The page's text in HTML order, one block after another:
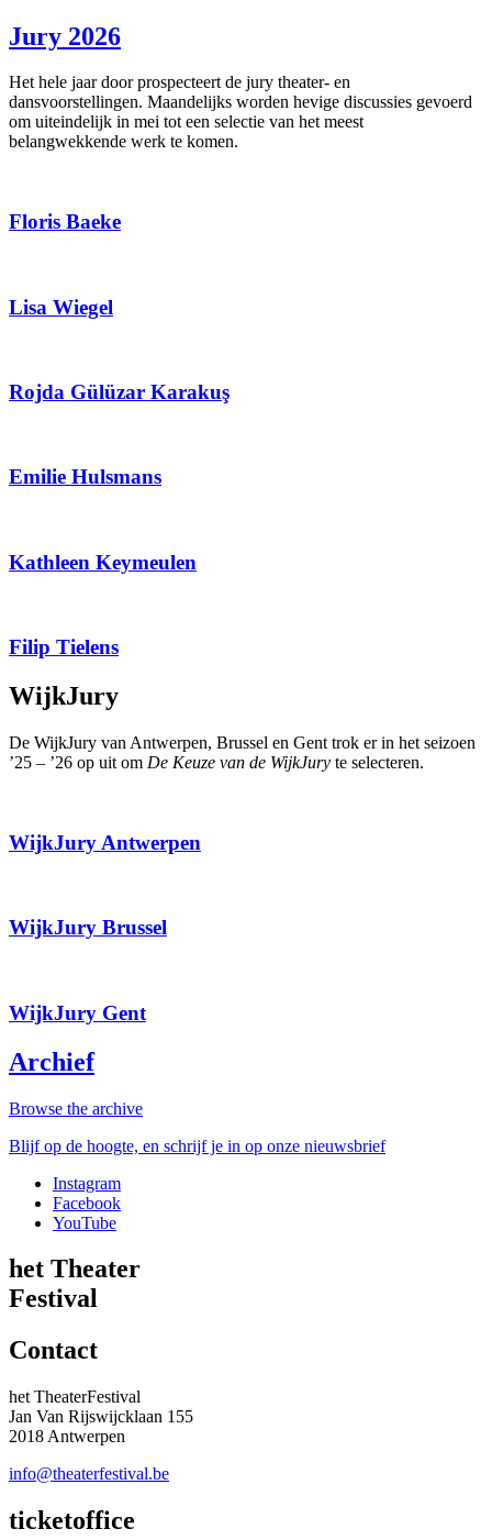
Jury 2026
Het hele jaar door prospecteert de jury theater- en
dansvoorstellingen. Maandelijks worden hevige discussies gevoerd
om uiteindelijk in mei tot een selectie van het meest
belangwekkende werk te komen.
Floris Baeke
Lisa Wiegel
Rojda Gülüzar Karakuş
Emilie Hulsmans
Kathleen Keymeulen
Filip Tielens
WijkJury
De WijkJury van Antwerpen, Brussel en Gent trok er in het seizoen
’25 – ’26 op uit om De Keuze van de WijkJury te selecteren.
WijkJury Antwerpen
WijkJury Brussel
WijkJury Gent
Archief
Browse the archive
Blijf op de hoogte, en schrijf je in op onze nieuwsbrief
Instagram
Facebook
YouTube
het Theater
Festival
Contact
het TheaterFestival
Jan Van Rijswijcklaan 155
2018 Antwerpen
info@theaterfestival.be
ticketoffice